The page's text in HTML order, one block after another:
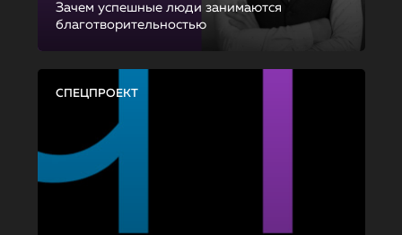
Зачем успешные люди занимаются
благотворительностью
СПЕЦПРОЕКТ